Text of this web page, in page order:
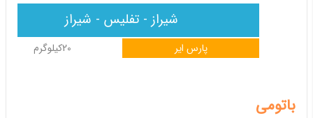
شیراز - تفلیس - شیراز
20کیلوگرم پارس ایر
باتومی